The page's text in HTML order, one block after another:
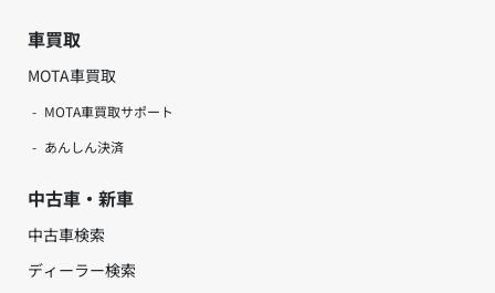
車買取
MOTA車買取
MOTA車買取サポート
あんしん決済
中古車・新車
中古車検索
ディーラー検索